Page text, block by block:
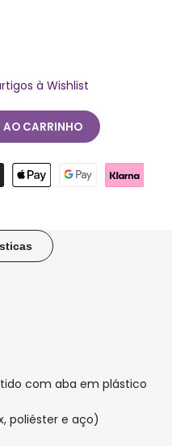
à Wishlist
CARRINHO
com aba em plástico
poliéster e aço)